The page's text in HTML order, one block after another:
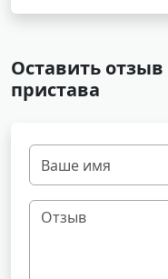
Оставить
пристава